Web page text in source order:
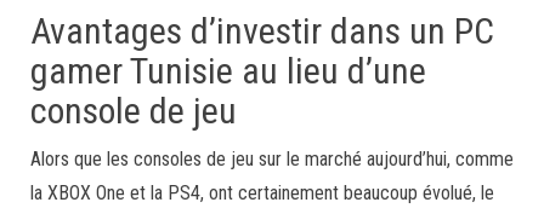
Avantages d’investir dans un PC
gamer Tunisie au lieu d’une
console de jeu
Alors que les consoles de jeu sur le marché aujourd’hui, comme
la XBOX One et la PS4, ont certainement beaucoup évolué, le